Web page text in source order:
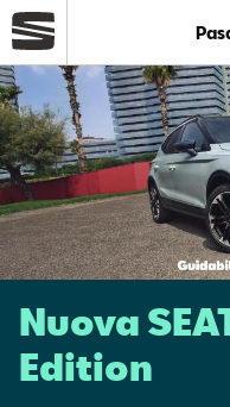
Azienda
Modelli
Offerte
Service
Nuova
Edition